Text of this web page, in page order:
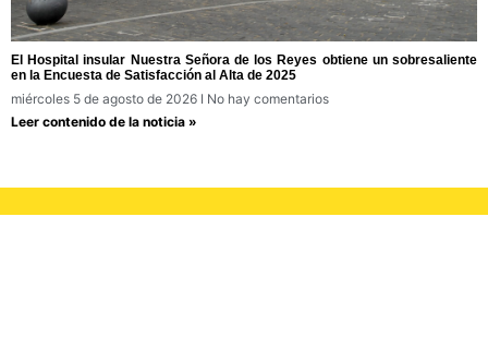
El Hospital insular Nuestra Señora de los Reyes obtiene un sobresaliente
en la Encuesta de Satisfacción al Alta de 2025
miércoles 5 de agosto de 2026
No hay comentarios
Leer contenido de la noticia »